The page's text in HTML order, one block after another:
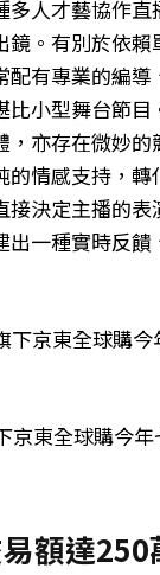
多人才藝協作
鏡。有別於依
配有專業的編
比小型舞台節
，亦存在微妙
的情感支持，
接決定主播的
出一種實時反
京東全球購今
額達250